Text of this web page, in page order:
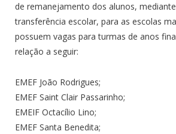
de remanejamento dos alunos,
transferência escolar, para as escolas
possuem vagas para turmas de anos
relação a seguir:
EMEF João Rodrigues;
EMEF Saint Clair Passarinho;
EMEIF Octacílio Lino;
EMEF Santa Benedita;